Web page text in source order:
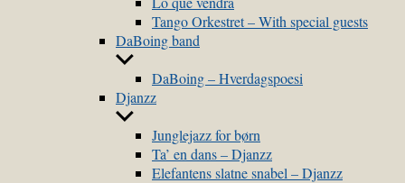
Tango Orkestret – With special guests
DaBoing band
Show
menu
DaBoing – Hverdagspoesi
Djanzz
Show
menu
Junglejazz for børn
Ta’ en dans – Djanzz
Elefantens slatne snabel – Djanzz